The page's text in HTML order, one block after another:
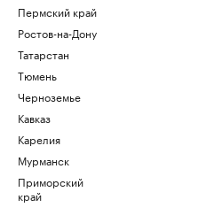
Пермский край
Ростов-на-Дону
Татарстан
Тюмень
Черноземье
Кавказ
Карелия
Мурманск
Приморский
край